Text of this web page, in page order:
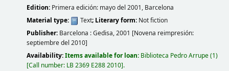
Edition: Primera edición: mayo del 2001, Barcelona
Material type:
Text; Literary form: Not fiction
Publisher: Barcelona :Gedisa,2001 [Novena reimpresión:
septiembre del 2010]
Availability:Items available for loan: Biblioteca Pedro Arrupe(1)
Call number: LB 2369 E288 2010 .